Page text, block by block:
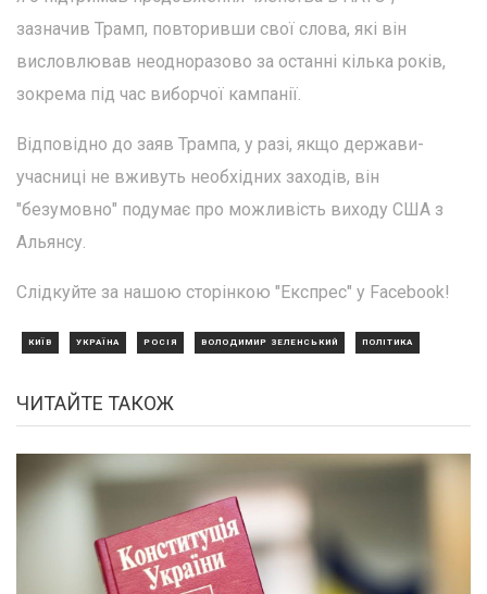
зазначив Трамп, повторивши свої слова, які він
висловлював неодноразово за останні кілька років,
зокрема під час виборчої кампанії.
Відповідно до заяв Трампа, у разі, якщо держави-
учасниці не вживуть необхідних заходів, він
"безумовно" подумає про можливість виходу США з
Альянсу.
Слідкуйте за нашою сторінкою "Експрес" у Facebook!
КИЇВ УКРАЇНА РОСІЯ ВОЛОДИМИР ЗЕЛЕНСЬКИЙ ПОЛІТИКА
ЧИТАЙТЕ ТАКОЖ